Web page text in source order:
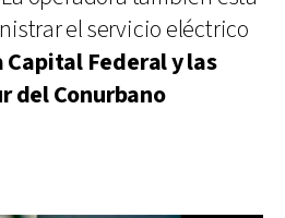
el servicio eléctrico
Capital Federal y las
del Conurbano